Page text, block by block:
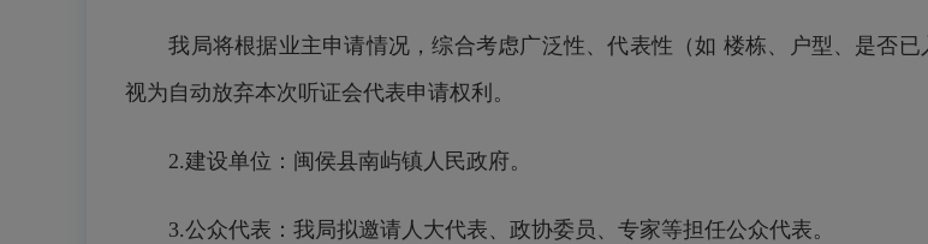
我局将根据业主申请情况，综合考虑广泛性、代表性（如 楼栋、户型、是否已
视为自动放弃本次听证会代表申请权利。
2.建设单位：闽侯县南屿镇人民政府。
3.公众代表：我局拟邀请人大代表、政协委员、专家等担任公众代表。